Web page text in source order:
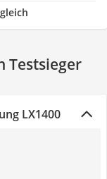
Testsieger
LX1400